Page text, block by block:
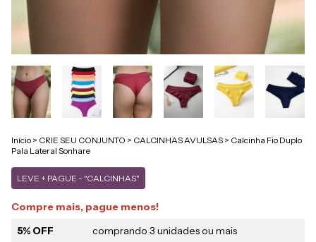
Início > CRIE SEU CONJUNTO > CALCINHAS AVULSAS > Calcinha Fio Duplo
Pala Lateral Sonhare
LEVE + PAGUE - "CALCINHAS"
Compre mais, pague menos!
5% OFF
comprando 3 unidades ou mais